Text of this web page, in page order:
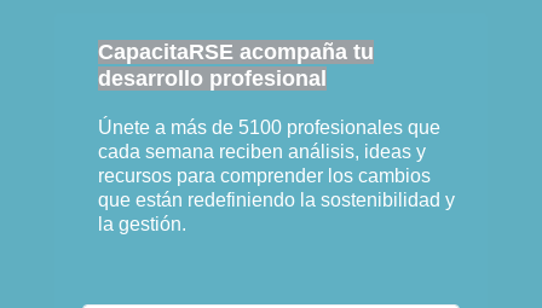
CapacitaRSE acompaña tu
desarrollo profesional
Únete a más de 5100 profesionales que
cada semana reciben análisis, ideas y
recursos para comprender los cambios
que están redefiniendo la sostenibilidad y
la gestión.